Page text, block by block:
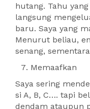
hutang. Tahu
langsung
baru. Saya yang
Menurut beliau,
senang,
Memaafkan
Saya sering
si A, B, C…. tapi
dendam ataupun